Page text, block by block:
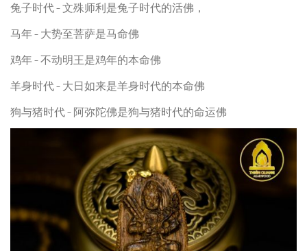
兔子时代 – 文殊师利是兔子时代的活佛，
马年 – 大势至菩萨是马命佛
鸡年 – 不动明王是鸡年的本命佛
羊身时代 – 大日如来是羊身时代的本命佛
狗与猪时代 – 阿弥陀佛是狗与猪时代的命运佛